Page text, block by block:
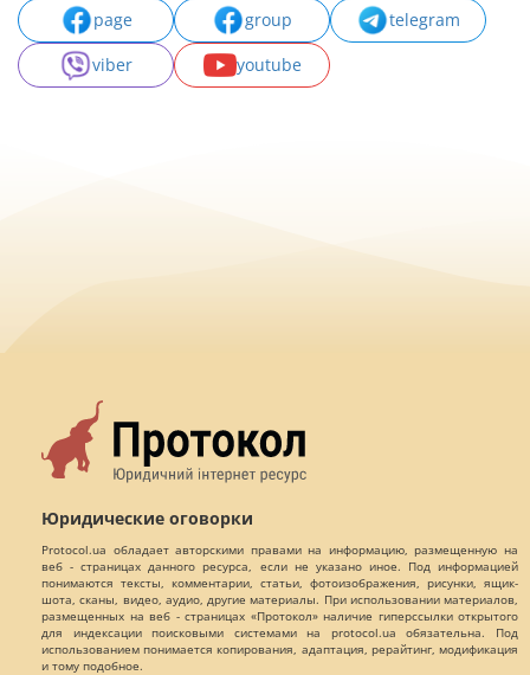
page group
telegram
viber
youtube
Юридические оговорки
Protocol.ua обладает авторскими правами на информацию, размещенную на
веб - страницах данного ресурса, если не указано иное. Под информацией
понимаются тексты, комментарии, статьи, фотоизображения, рисунки, ящик-
шота, сканы, видео, аудио, другие материалы. При использовании материалов,
размещенных на веб - страницах «Протокол» наличие гиперссылки открытого
для индексации поисковыми системами на protocol.ua обязательна. Под
использованием понимается копирования, адаптация, рерайтинг, модификация
и тому подобное.